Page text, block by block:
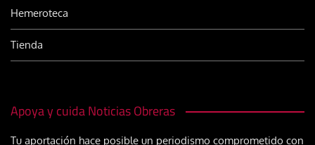
Hemeroteca
Tienda
Apoya y cuida Noticias Obreras
Tu aportación hace posible un periodismo comprometido con